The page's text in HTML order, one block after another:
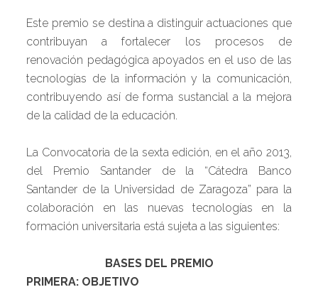
Este premio se destina a distinguir actuaciones que
contribuyan a fortalecer los procesos de
renovación pedagógica apoyados en el uso de las
tecnologías de la información y la comunicación,
contribuyendo así de forma sustancial a la mejora
de la calidad de la educación.
La Convocatoria de la sexta edición, en el año 2013,
del Premio Santander de la “Cátedra Banco
Santander de la Universidad de Zaragoza” para la
colaboración en las nuevas tecnologías en la
formación universitaria está sujeta a las siguientes:
BASES DEL PREMIO
PRIMERA: OBJETIVO